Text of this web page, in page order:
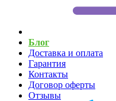
Блог
Доставка и оплата
Гарантия
Контакты
Договор оферты
Отзывы